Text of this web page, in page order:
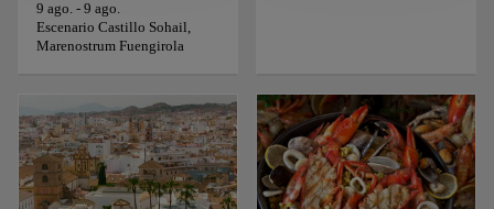
9 ago. - 9 ago.
Escenario Castillo Sohail,
Marenostrum Fuengirola